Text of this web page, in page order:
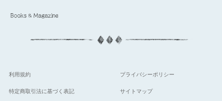
利用規約 プライバシーポリシー
特定商取引法に基づく表記 サイトマップ